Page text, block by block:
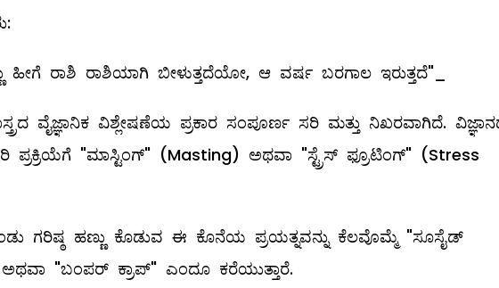
ಹೀಗೆ ರಾಶಿ ರಾಶಿಯಾಗಿ ಬೀಳುತ್ತದೆಯೋ, ಆ ವರ್ಷ ಬರಗಾಲ ಇರುತ್ತದೆ"_
ವೈಜ್ಞಾನಿಕ ವಿಶ್ಲೇಷಣೆಯ ಪ್ರಕಾರ ಸಂಪೂರ್ಣ ಸರಿ ಮತ್ತು ನಿಖರವಾಗಿದೆ.
ಪ್ರಕ್ರಿಯೆಗೆ "ಮಾಸ್ಟಿಂಗ್" (Masting) ಅಥವಾ "ಸ್ಟ್ರೆಸ್ ಫ್ರೂಟಿಂಗ್" (Stress
ಗರಿಷ್ಠ ಹಣ್ಣು ಕೊಡುವ ಈ ಕೊನೆಯ ಪ್ರಯತ್ನವನ್ನು ಕೆಲವೊಮ್ಮೆ "ಸೂಸೈಡ್
"ಬಂಪರ್ ಕ್ರಾಪ್" ಎಂದೂ ಕರೆಯುತ್ತಾರೆ.